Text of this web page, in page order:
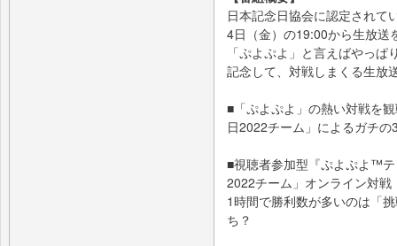
日本記念日協会に認定されて
4日（金）の19:00から生放送
「ぷよぷよ」と言えばやっ
記念して、対戦しまくる生放
■「ぷよぷよ」の熱い対戦を
日2022チーム」によるガチ
■視聴者参加型『ぷよぷよ™
2022チーム」オンライン対
1時間で勝利数が多いのは「
ち？